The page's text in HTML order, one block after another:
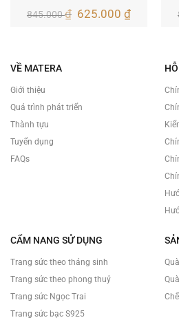
845.000₫ Giá
625.000₫Giá
625.000
VỀ MATERA
Giới thiệu
Quá trình phát triển
Thành tựu
Tuyển dụng
FAQs
CẨM NANG SỬ DỤNG
Trang sức theo tháng sinh
Trang sức theo phong thuỷ
Trang sức Ngọc Trai
Trang sức bạc S925